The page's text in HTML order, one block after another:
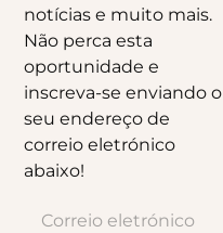
notícias e muito mais.
Não perca esta
oportunidade e
inscreva-se enviando o
seu endereço de
correio eletrónico
abaixo!